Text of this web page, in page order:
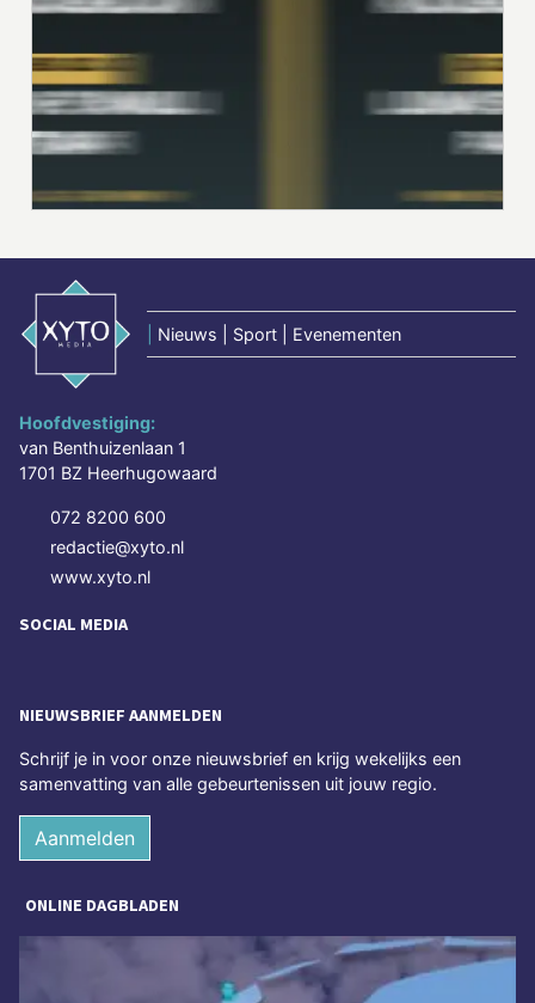
Nieuws | Sport | Evenementen
Hoofdvestiging:
van Benthuizenlaan 1
1701 BZ Heerhugowaard
072 8200 600
redactie@xyto.nl
www.xyto.nl
SOCIAL MEDIA
NIEUWSBRIEF AANMELDEN
Schrijf je in voor onze nieuwsbrief en krijg wekelijks een
samenvatting van alle gebeurtenissen uit jouw regio.
Aanmelden
ONLINE DAGBLADEN